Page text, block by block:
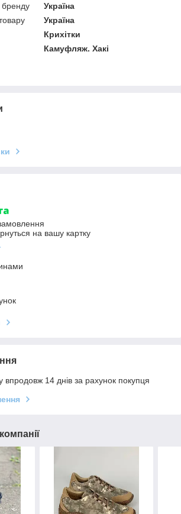
бренду
Україна
Україна
Крихітки
Камуфляж. Хакі
на вашу картку
впродовж 14 днів за рахунок покупця